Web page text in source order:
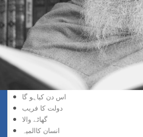
خدا کو پانے والے
انکشاف خدا وندی
ایمان میں اضافہ
ہر چیز عجیب
نفی ذات
اللہ کا ذکر
کھونے والا پاتا ہے
فیصلہ کے دن
اس دن کیاہو گا
دولت کا فریب
گھاٹے والا
انسان کاالمیہ